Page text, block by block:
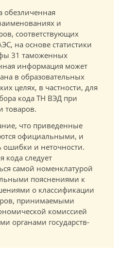
обезличенная
и
соответствующих
на основе статистики
31 таможенных
информация может
в образовательных
целях, в частности, для
кода ТН ВЭД при
товаров.
что приведенные
официальными, и
ошибки и неточности.
кода следует
самой номенклатурой
пояснениями к
о классификации
принимаемыми
комиссией
органами государств-